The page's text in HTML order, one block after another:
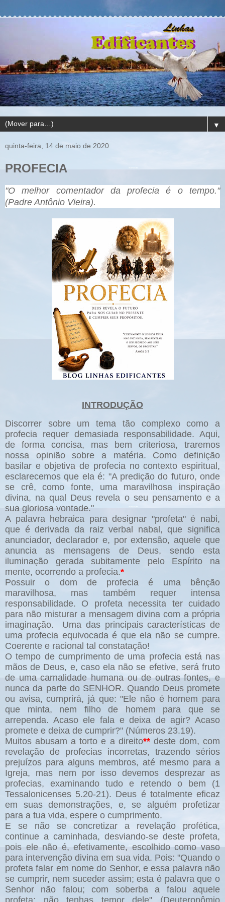
▼
quinta-feira, 14 de maio de 2020
PROFECIA
"O melhor comentador da profecia é o tempo."
(Padre Antônio Vieira).
INTRODUÇÃO
Discorrer sobre um tema tão complexo como a
profecia requer demasiada responsabilidade. Aqui,
de forma concisa, mas bem criteriosa, traremos
nossa opinião sobre a matéria. Como definição
basilar e objetiva de profecia no contexto espiritual,
esclarecemos que ela é: "A predição do futuro, onde
se crê, como fonte, uma maravilhosa inspiração
divina, na qual Deus revela o seu pensamento e a
sua gloriosa vontade."
A palavra hebraica para designar "profeta" é nabi,
que é derivada da raiz verbal nabal, que significa
anunciador, declarador e, por extensão, aquele que
anuncia as mensagens de Deus, sendo esta
iluminação gerada subitamente pelo Espírito na
mente, ocorrendo a profecia.*
Possuir o dom de profecia é uma bênção
maravilhosa, mas também requer intensa
responsabilidade. O profeta necessita ter cuidado
para não misturar a mensagem divina com a própria
imaginação. Uma das principais características de
uma profecia equivocada é que ela não se cumpre.
Coerente e racional tal constatação!
O tempo de cumprimento de uma profecia está nas
mãos de Deus, e, caso ela não se efetive, será fruto
de uma carnalidade humana ou de outras fontes, e
nunca da parte do SENHOR. Quando Deus promete
ou avisa, cumprirá, já que: "Ele não é homem para
que minta, nem filho de homem para que se
arrependa. Acaso ele fala e deixa de agir? Acaso
promete e deixa de cumprir?" (Números 23.19).
Muitos abusam a torto e a direito**deste dom, com
revelação de profecias incorretas, trazendo sérios
prejuízos para alguns membros, até mesmo para a
Igreja, mas nem por isso devemos desprezar as
profecias, examinando tudo e retendo o bem (1
Tessalonicenses 5.20-21). Deus é totalmente eficaz
em suas demonstrações, e, se alguém profetizar
para a tua vida, espere o cumprimento.
E se não se concretizar a revelação profética,
continue a caminhada, desviando-se deste profeta,
pois ele não é, efetivamente, escolhido como vaso
para intervenção divina em sua vida. Pois: "Quando o
profeta falar em nome do Senhor, e essa palavra não
se cumprir, nem suceder assim; esta é palavra que o
Senhor não falou; com soberba a falou aquele